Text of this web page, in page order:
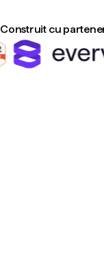
Construit cu